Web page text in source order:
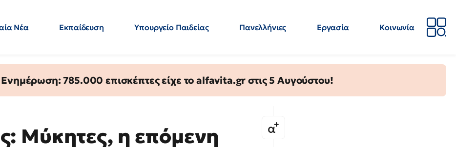
Νέα Εκπαίδευση Υπουργείο Παιδείας Πανελλήνιες Εργασία
Κοινωνία
785.000 επισκέπτες είχε το alfavita.gr στις 5 Αυγούστου!
Μύκητες, η επόμενη